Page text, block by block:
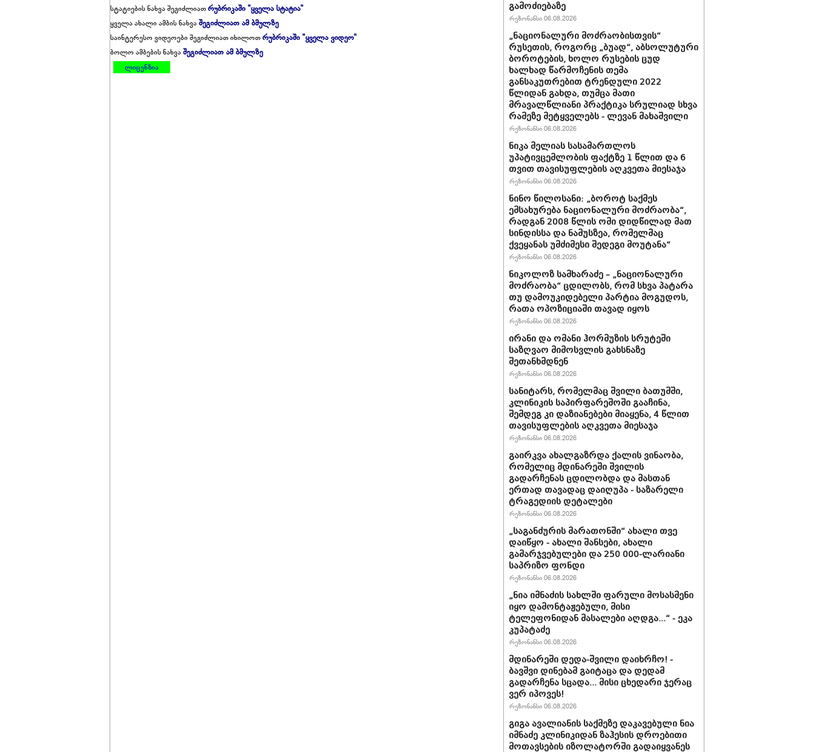
სტატიების ნახვა შეგიძლიათრუბრიკაში "ყველა სტატია"
ყველა ახალი ამბის ნახვაშეგიძლიათ ამ ბმულზე
საინტერესო ვიდეოები შეგიძლიათ იხილოთრუბრიკაში "ყველა ვიდეო"
ბოლო ამბების ნახვაშეგიძლიათ ამ ბმულზე
ლიცენზია
გამოძიებაზე
რეზონანსი 06.08.2026
„ნაციონალური მოძრაობისთვის“
რუსეთის, როგორც „ბუად“, აბსოლუტური
ბოროტების, ხოლო რუსების ცუდ
ხალხად წარმოჩენის თემა
განსაკუთრებით ტრენდული 2022
წლიდან გახდა, თუმცა მათი
მრავალწლიანი პრაქტიკა სრულიად სხვა
რამეზე მეტყველებს - ლევან მახაშვილი
რეზონანსი 06.08.2026
ნიკა მელიას სასამართლოს
უპატივცემლობის ფაქტზე 1 წლით და 6
თვით თავისუფლების აღკვეთა მიესაჯა
რეზონანსი 06.08.2026
ნინო წილოსანი: „ბოროტ საქმეს
ემსახურება ნაციონალური მოძრაობა“,
რადგან 2008 წლის ომი დიდწილად მათ
სინდისსა და ნამუსზეა, რომელმაც
ქვეყანას უმძიმესი შედეგი მოუტანა“
რეზონანსი 06.08.2026
ნიკოლოზ სამხარაძე – „ნაციონალური
მოძრაობა“ ცდილობს, რომ სხვა პატარა
თუ დამოუკიდებელი პარტია მოგუდოს,
რათა ოპოზიციაში თავად იყოს
რეზონანსი 06.08.2026
ირანი და ომანი ჰორმუზის სრუტეში
საზღვაო მიმოსვლის გახსნაზე
შეთანხმდნენ
რეზონანსი 06.08.2026
სანიტარს, რომელმაც შვილი ბათუმში,
კლინიკის საპირფარეშოში გააჩინა,
შემდეგ კი დაზიანებები მიაყენა, 4 წლით
თავისუფლების აღკვეთა მიესაჯა
რეზონანსი 06.08.2026
გაირკვა ახალგაზრდა ქალის ვინაობა,
რომელიც მდინარეში შვილის
გადარჩენას ცდილობდა და მასთან
ერთად თავადაც დაიღუპა - საზარელი
ტრაგედიის დეტალები
რეზონანსი 06.08.2026
„საგანძურის მარათონში“ ახალი თვე
დაიწყო - ახალი შანსები, ახალი
გამარჯვებულები და 250 000-ლარიანი
საპრიზო ფონდი
რეზონანსი 06.08.2026
„ნია იმნაძის სახლში ფარული მოსასმენი
იყო დამონტაჟებული, მისი
ტელეფონიდან მასალები აღდგა...“ - ეკა
კუპატაძე
რეზონანსი 06.08.2026
მდინარეში დედა-შვილი დაიხრჩო! -
ბავშვი დინებამ გაიტაცა და დედამ
გადარჩენა სცადა... მისი ცხედარი ჯერაც
ვერ იპოვეს!
რეზონანსი 06.08.2026
გიგა ავალიანის საქმეზე დაკავებული ნია
იმნაძე კლინიკიდან ზაჰესის დროებითი
მოთავსების იზოლატორში გადაიყვანეს